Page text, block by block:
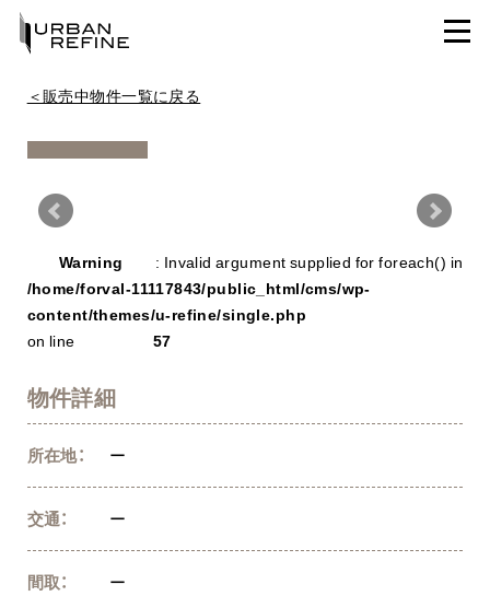
＜販売中物件一覧に戻る
Warning
: Invalid argument supplied for foreach() in
/home/forval-11117843/public_html/cms/wp-
content/themes/u-refine/single.php
on line
57
物件詳細
所在地： ー
交通： ー
間取： ー